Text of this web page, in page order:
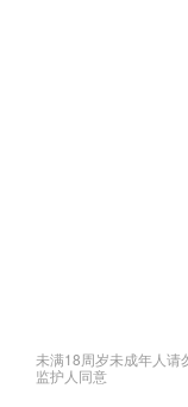
未满18周岁未成年人请
监护人同意